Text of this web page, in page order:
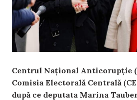
Centrul Național Anticorupție
Comisia Electorală Centrală
după ce deputata Marina